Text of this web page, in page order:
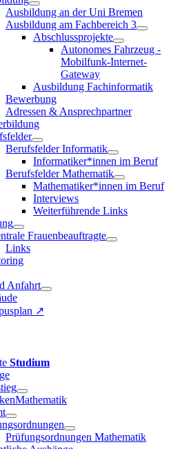
Ausbildung an der Uni Bremen
Ausbildung am Fachbereich 3
Abschlussprojekte
Autonomes Fahrzeug -
Mobilfunk-Internet-
Gateway
Ausbildung Fachinformatik
Bewerbung
Adressen & Ansprechpartner
Berufsfelder Informatik
Informatiker*innen im Beruf
Berufsfelder Mathematik
Mathematiker*innen im Beruf
Interviews
Weiterführende Links
Frauenbeauftragte
Links
Anfahrt
↗
Studium
Prüfungsordnungen Mathematik